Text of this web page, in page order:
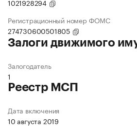
1021928294
Регистрационный номер ФОМС
274730600501805
Залоги движимого
Залогодатель
1
Реестр МСП
Дата включения
10 августа 2019